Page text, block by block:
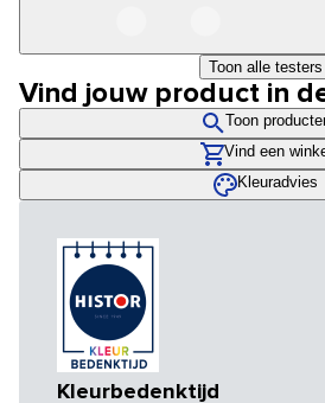
Toon alle testers
Vind jouw product in
Toon
Vind een
Kleuradvies
Kleurbedenktijd